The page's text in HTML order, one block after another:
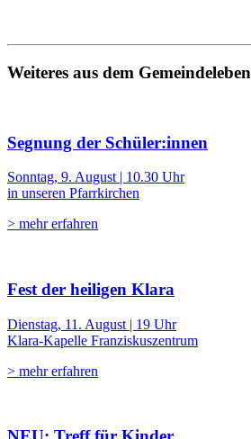
Weiteres aus dem Gemeindeleben
Segnung der Schüler:innen
Sonntag, 9. August | 10.30 Uhr
in unseren Pfarrkirchen
> mehr erfahren
Fest der heiligen Klara
Dienstag, 11. August | 19 Uhr
Klara-Kapelle Franziskuszentrum
> mehr erfahren